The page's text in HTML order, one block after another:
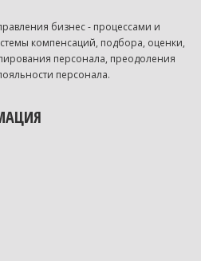
бизнес - процессами и
компенсаций, подбора, оценки,
персонала, преодоления
персонала.